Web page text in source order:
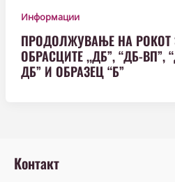
Информации
ПРОДОЛЖУВАЊЕ НА РОКОТ
ОБРАСЦИТЕ ,,ДБ”, “ДБ-ВП”,
ДБ” И ОБРАЗЕЦ “Б”
Контакт